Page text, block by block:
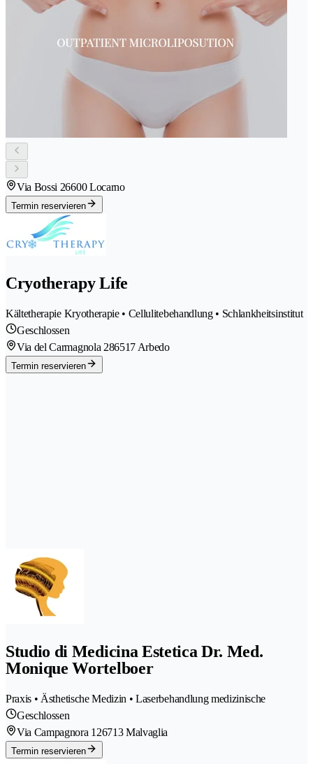
Via Bossi 26600 Locarno
Termin reservieren
Cryotherapy Life
Kältetherapie Kryotherapie • Cellulitebehandlung • Schlankheitsinstitut
Geschlossen
Via del Carmagnola 286517 Arbedo
Termin reservieren
Studio di Medicina Estetica Dr. Med.
Monique Wortelboer
Praxis • Ästhetische Medizin • Laserbehandlung medizinische
Geschlossen
Via Campagnora 126713 Malvaglia
Termin reservieren